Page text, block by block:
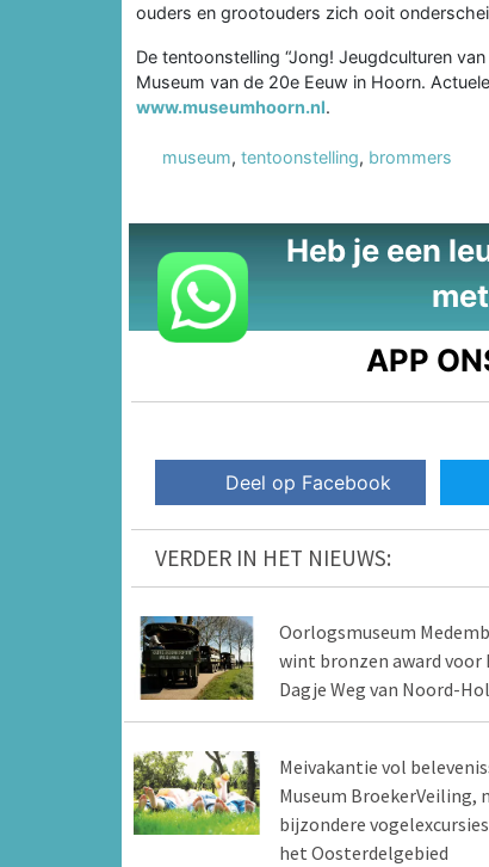
ouders en grootouders zich ooit
De tentoonstelling “Jong! Jeugdculturen
Museum van de 20e Eeuw in Hoorn.
www.museumhoorn.nl.
museum, tentoonstelling, brommers
Heb je een
APP
Deel op Facebook
VERDER IN HET NIEUWS:
Oorlogsmuseum
wint bronzen award voor
Dagje Weg van Noord-
Meivakantie vol
Museum BroekerVeiling,
bijzondere
het Oosterdelgebied